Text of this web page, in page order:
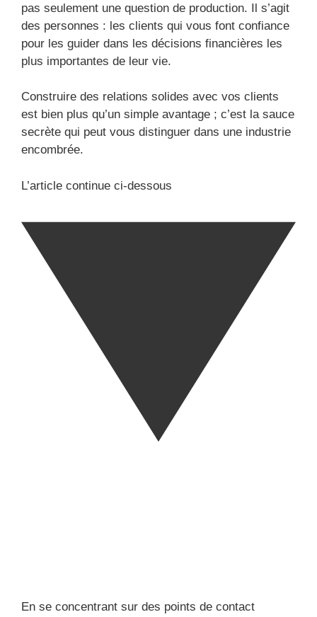
pas seulement une question de production. Il s’agit
des personnes : les clients qui vous font confiance
pour les guider dans les décisions financières les
plus importantes de leur vie.
Construire des relations solides avec vos clients
est bien plus qu’un simple avantage ; c’est la sauce
secrète qui peut vous distinguer dans une industrie
encombrée.
L’article continue ci-dessous
En se concentrant sur des points de contact